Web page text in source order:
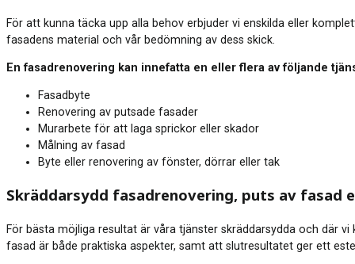
För att kunna täcka upp alla behov erbjuder vi enskilda eller
fasadens material och vår bedömning av dess skick.
En fasadrenovering kan innefatta en eller flera av följande
Fasadbyte
Renovering av putsade fasader
Murarbete för att laga sprickor eller skador
Målning av fasad
Byte eller renovering av fönster, dörrar eller tak
Skräddarsydd fasadrenovering, puts av fasad
För bästa möjliga resultat är våra tjänster skräddarsydda och där
fasad är både praktiska aspekter, samt att slutresultatet ger ett